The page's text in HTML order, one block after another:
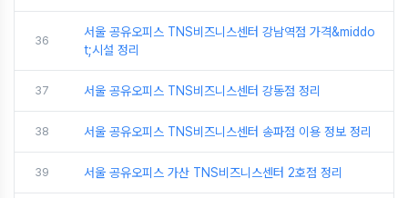
36
서울 공유오피스 TNS비즈니스센터 강남역점 가격&middo
t;시설 정리
37 서울 공유오피스 TNS비즈니스센터 강동점 정리
38 서울 공유오피스 TNS비즈니스센터 송파점 이용 정보 정리
39 서울 공유오피스 가산 TNS비즈니스센터 2호점 정리